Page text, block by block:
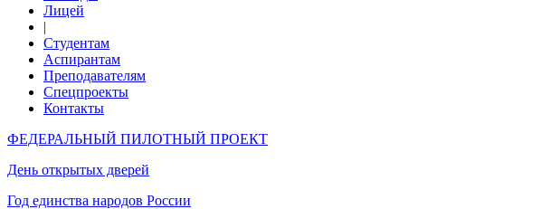
Лицей
|
Студентам
Аспирантам
Преподавателям
Спецпроекты
Контакты
ФЕДЕРАЛЬНЫЙ ПИЛОТНЫЙ ПРОЕКТ
День открытых дверей
Год единства народов России